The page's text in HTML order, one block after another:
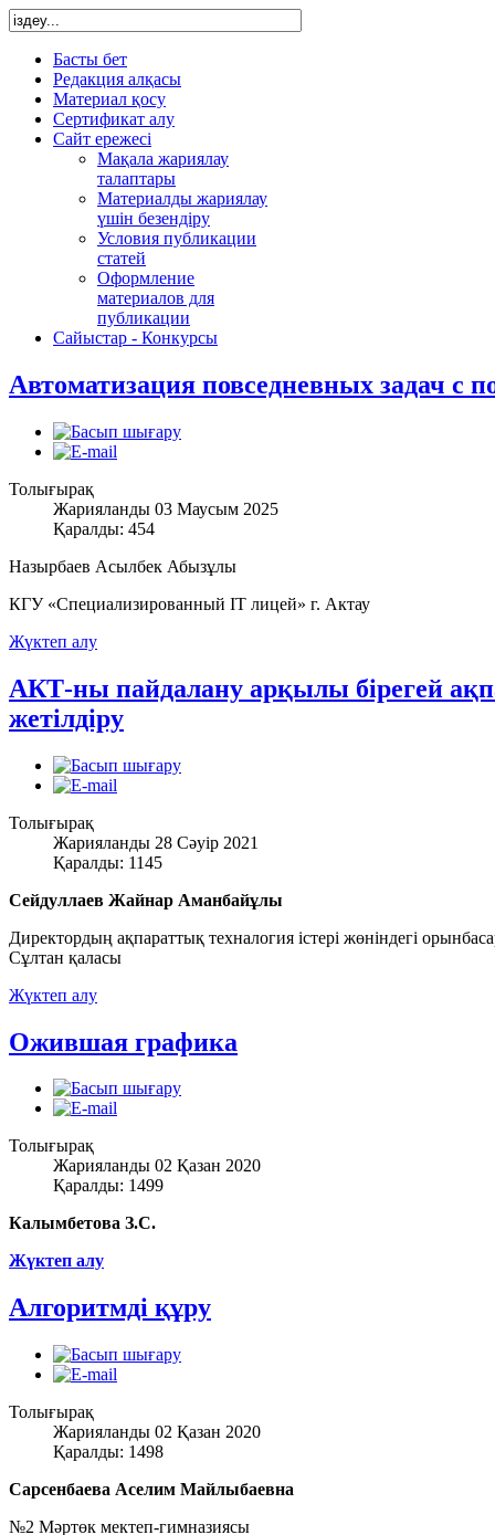
Басты бет
Редакция алқасы
Материал қосу
Сертификат алу
Сайт ережесі
Мақала жариялау
талаптары
Материалды жариялау
үшін безендіру
Условия публикации
статей
Оформление
материалов для
публикации
Сайыстар - Конкурсы
Автоматизация повседневных задач с
Толығырақ
Жарияланды 03 Маусым 2025
Қаралды: 454
Назырбаев Асылбек Абызұлы
КГУ «Специализированный IT лицей» г. Актау
Жүктеп алу
АКТ-ны пайдалану арқылы бірегей
жетілдіру
Толығырақ
Жарияланды 28 Сәуір 2021
Қаралды: 1145
Сейдуллаев Жайнар Аманбайұлы
Директордың ақпараттық техналогия істері жөніндегі
Сұлтан қаласы
Жүктеп алу
Ожившая графика
Толығырақ
Жарияланды 02 Қазан 2020
Қаралды: 1499
Калымбетова З.С.
Жүктеп алу
Алгоритмді құру
Толығырақ
Жарияланды 02 Қазан 2020
Қаралды: 1498
Сарсенбаева Аселим Майлыбаевна
№2 Мәртөк мектеп-гимназиясы